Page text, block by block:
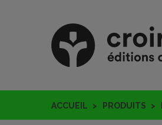
ACCUEIL PRODUITS